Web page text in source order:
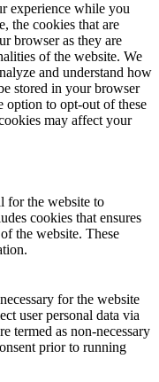
experience while you
the cookies that are
browser as they are
of the website. We
and understand how
stored in your browser
option to opt-out of these
may affect your
for the website to
cookies that ensures
the website. These
for the website
user personal data via
termed as non-necessary
prior to running